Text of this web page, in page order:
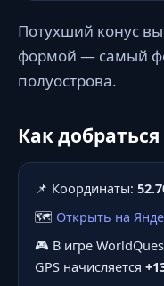
Потухший конус
формой — самый
полуострова.
Как добраться
📌 Координаты:
🗺️ Открыть на
🎮 В игре
GPS начисляется